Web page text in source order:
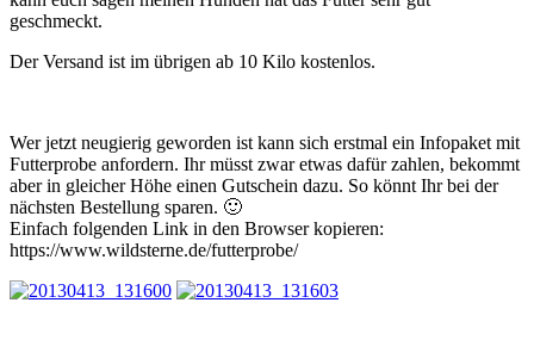
geschmeckt.
Der Versand ist im übrigen ab 10 Kilo kostenlos.
Wer jetzt neugierig geworden ist kann sich erstmal ein Infopaket mit
Futterprobe anfordern. Ihr müsst zwar etwas dafür zahlen, bekommt
aber in gleicher Höhe einen Gutschein dazu. So könnt Ihr bei der
nächsten Bestellung sparen. 🙂
Einfach folgenden Link in den Browser kopieren:
https://www.wildsterne.de/futterprobe/